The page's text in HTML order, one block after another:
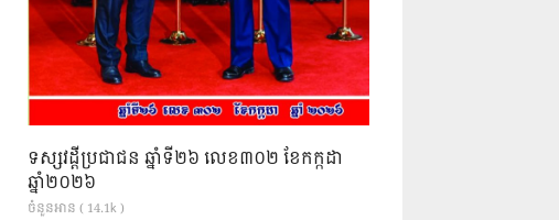
ទស្សវដ្តីប្រជាជន ឆ្នាំទី២៦ លេខ៣០២ ខែកក្កដា
ឆ្នាំ២០២៦
ចំនួនអាន ( 14.1k )